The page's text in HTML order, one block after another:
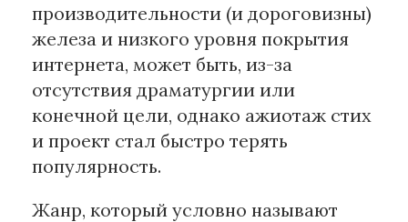
производительности (и дороговизны)
железа и низкого уровня покрытия
интернета, может быть, из-за
отсутствия драматургии или
конечной цели, однако ажиотаж стих
и проект стал быстро терять
популярность.
Жанр, который условно называют